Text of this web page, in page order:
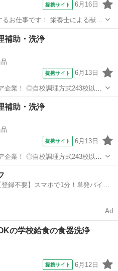
提携サイト 6月16日
お仕事です！ 栄養士による献立
食材の検
浄 ・厨房内の清掃、衛生管理
他
補助・洗浄
提携サイト 6月13日
243校以上/
万食以上」 の学校給食を提供し
他
補助・洗浄
提携サイト 6月13日
243校以上/
万食以上」 の学校給食を提供し
録不要】スマホで1分！単発バイト
Ad
の学校給食の食器洗浄
提携サイト 6月12日